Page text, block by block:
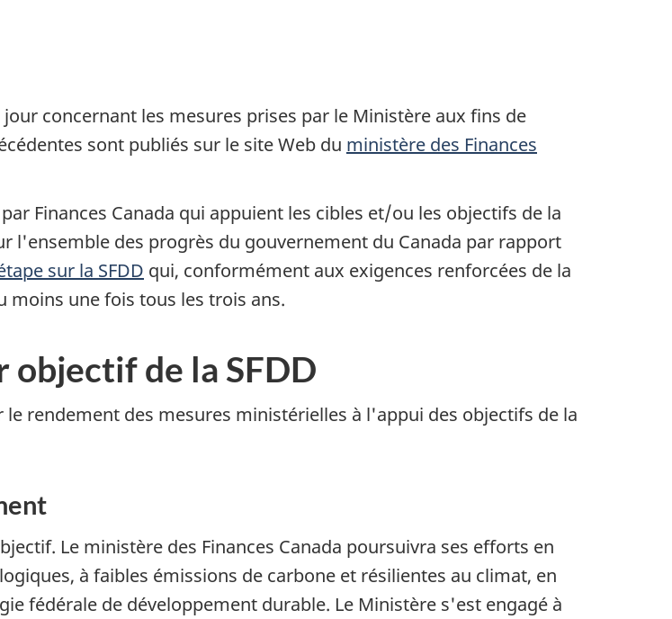
concernant les mesures prises par le Ministère aux fins de
sont publiés sur le site Web du ministère des Finances
Finances Canada qui appuient les cibles et/ou les objectifs de la
l'ensemble des progrès du gouvernement du Canada par rapport
sur la SFDD qui, conformément aux exigences renforcées de la
moins une fois tous les trois ans.
de la SFDD
rendement des mesures ministérielles à l'appui des objectifs de la
Le ministère des Finances Canada poursuivra ses efforts en
à faibles émissions de carbone et résilientes au climat, en
fédérale de développement durable. Le Ministère s'est engagé à